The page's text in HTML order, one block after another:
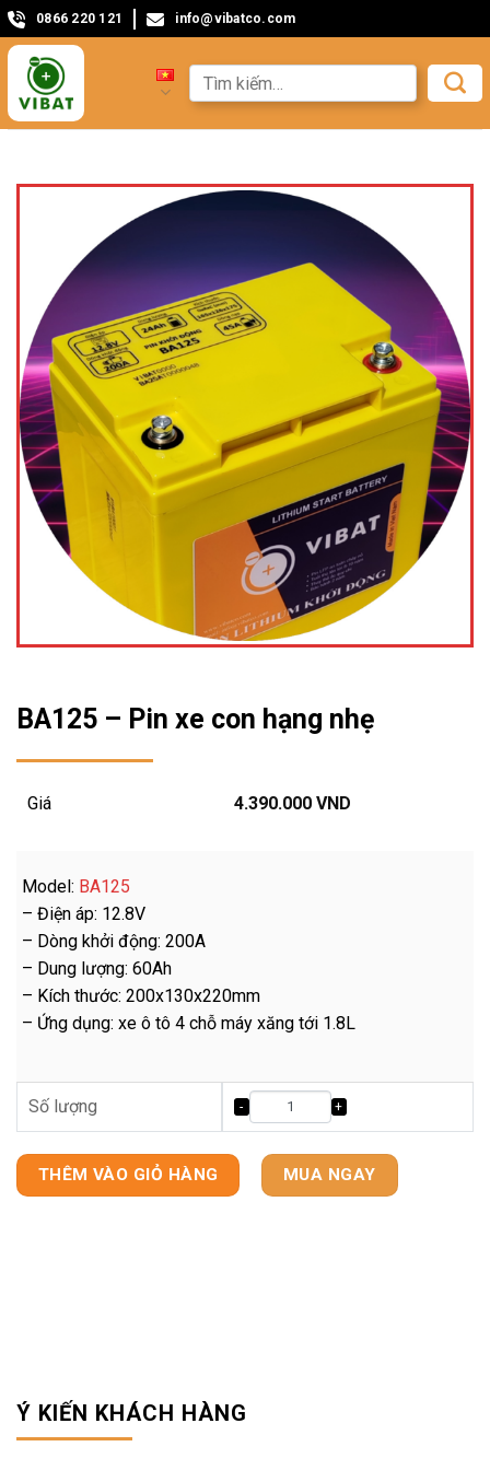
info@vibatco.com
0866 220 121
BA125 – Pin xe con hạng nhẹ
Giá 4.390.000 VND
Model: BA125
– Điện áp: 12.8V
– Dòng khởi động: 200A
– Dung lượng: 60Ah
– Kích thước: 200x130x220mm
– Ứng dụng: xe ô tô 4 chỗ máy xăng tới 1.8L
Số lượng
THÊM VÀO GIỎ HÀNG MUA NGAY
Ý KIẾN KHÁCH HÀNG